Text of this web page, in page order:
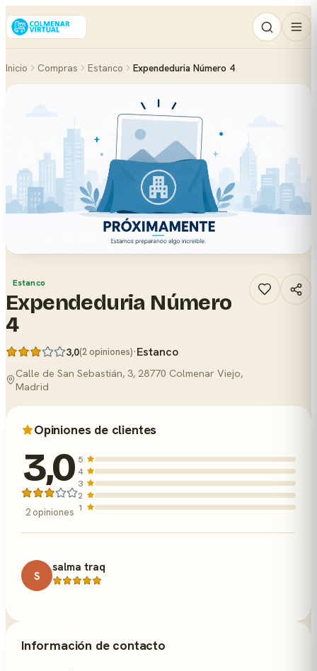
Inicio Compras Estanco Expendeduria Número 4
Estanco
Expendeduria Número
4
3,0(2 opiniones)·Estanco
Calle de San Sebastián, 3, 28770 Colmenar Viejo,
Madrid
Opiniones de clientes
3,0
2 opiniones
5
4
3
2
1
S
salma traq
Información de contacto